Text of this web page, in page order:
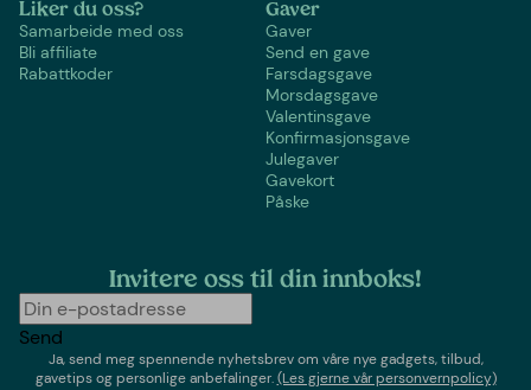
Liker du oss?
Samarbeide med oss
Bli affiliate
Rabattkoder
Gaver
Gaver
Send en gave
Farsdagsgave
Morsdagsgave
Valentinsgave
Konfirmasjonsgave
Julegaver
Gavekort
Påske
Invitere oss til din innboks!
Send
Ja, send meg spennende nyhetsbrev om våre nye gadgets, tilbud,
gavetips og personlige anbefalinger.(Les gjerne vår personvernpolicy)